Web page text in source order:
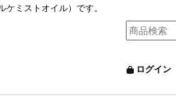
ミストオイル）です。
ログイン